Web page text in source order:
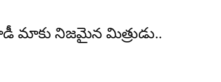
మాకు నిజమైన మిత్రుడు..